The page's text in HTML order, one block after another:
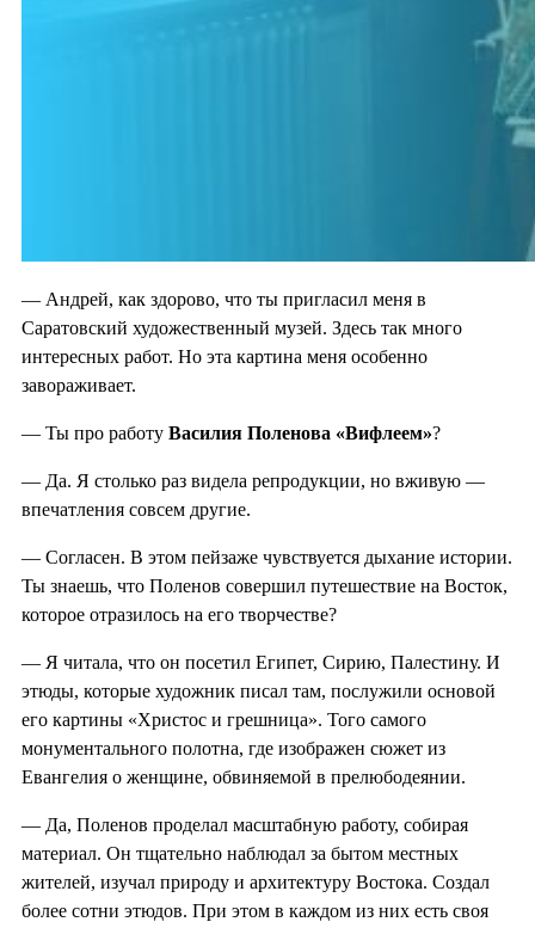
— Андрей, как здорово, что ты пригласил меня в
Саратовский художественный музей. Здесь так много
интересных работ. Но эта картина меня особенно
завораживает.
— Ты про работу Василия Поленова «Вифлеем»?
— Да. Я столько раз видела репродукции, но вживую —
впечатления совсем другие.
— Согласен. В этом пейзаже чувствуется дыхание истории.
Ты знаешь, что Поленов совершил путешествие на Восток,
которое отразилось на его творчестве?
— Я читала, что он посетил Египет, Сирию, Палестину. И
этюды, которые художник писал там, послужили основой
его картины «Христос и грешница». Того самого
монументального полотна, где изображен сюжет из
Евангелия о женщине, обвиняемой в прелюбодеянии.
— Да, Поленов проделал масштабную работу, собирая
материал. Он тщательно наблюдал за бытом местных
жителей, изучал природу и архитектуру Востока. Создал
более сотни этюдов. При этом в каждом из них есть своя